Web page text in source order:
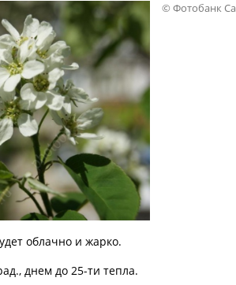
© Фотобанк
облачно и жарко.
днем до 25-ти тепла.